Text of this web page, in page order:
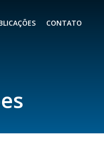
CONTATO